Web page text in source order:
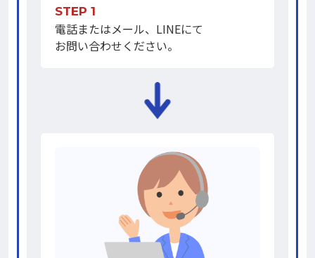
STEP 1
電話またはメール、LINEにて
お問い合わせください。